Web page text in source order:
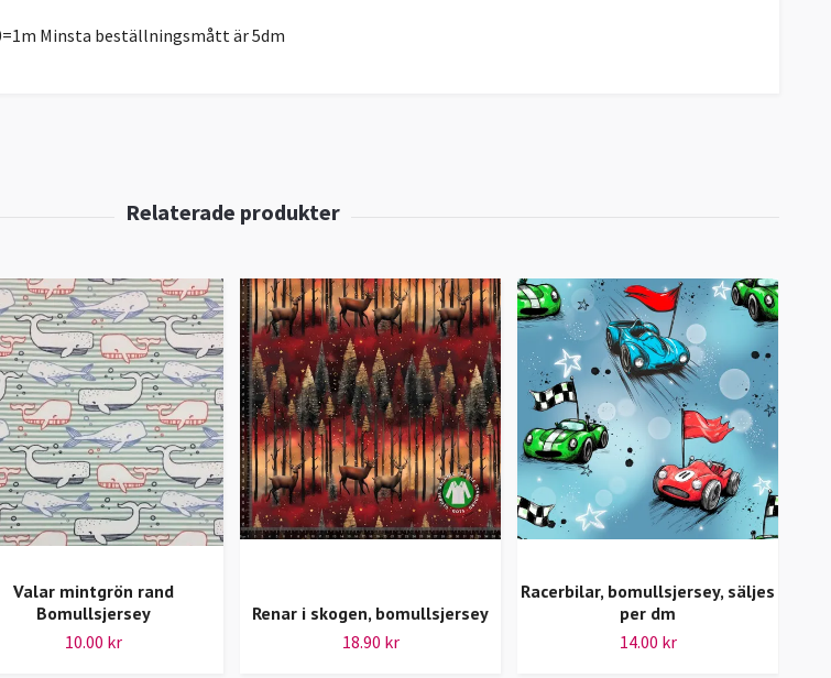
Minsta beställningsmått är 5dm
Valar mintgrön rand
Bomullsjersey
10.00 kr
Renar i skogen, bomullsjersey
18.90 kr
Racerbilar, bomullsjersey, säljes
per dm
14.00 kr